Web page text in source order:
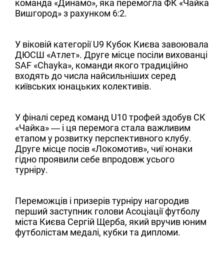
команда «Динамо», яка перемогла ФК «Чайка
Вишгород» з рахунком 6:2.
У віковій категорії U9 Кубок Києва завоювала
ДЮСШ «Атлет». Друге місце посіли вихованці
SAF «Chayka», команди якого традиційно
входять до числа найсильніших серед
київських юнацьких колективів.
У фіналі серед команд U10 трофей здобув СК
«Чайка» — і ця перемога стала важливим
етапом у розвитку перспективного клубу.
Друге місце посів «Локомотив», чиї юнаки
гідно проявили себе впродовж усього
турніру.
Переможців і призерів турніру нагородив
перший заступник голови Асоціації футболу
міста Києва Сергій Щерба, який вручив юним
футболістам медалі, кубки та дипломи.